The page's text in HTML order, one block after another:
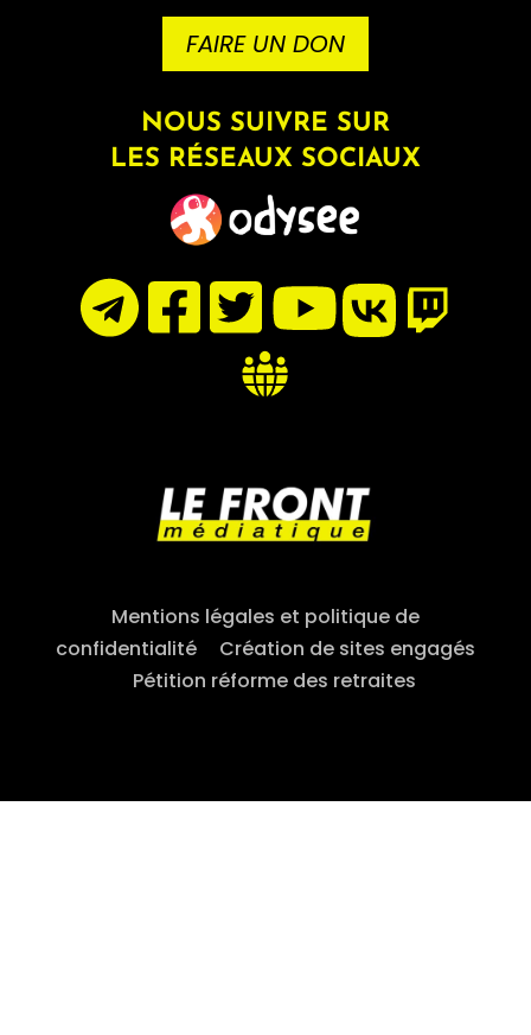
FAIRE UN DON
NOUS SUIVRE SUR
LES RÉSEAUX SOCIAUX
Mentions légales et politique de
confidentialité– Création de sites engagés
Pétition réforme des retraites